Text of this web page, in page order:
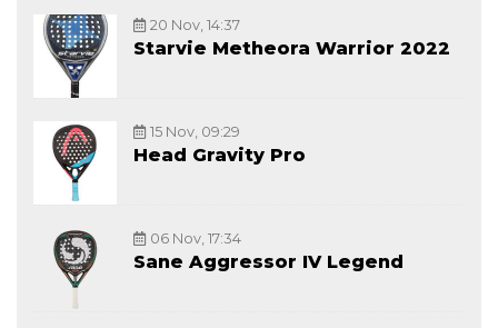
20 Nov, 14:37
Starvie Metheora Warrior 2022
15 Nov, 09:29
Head Gravity Pro
06 Nov, 17:34
Sane Aggressor IV Legend